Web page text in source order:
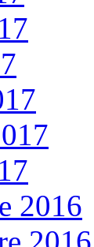
2016